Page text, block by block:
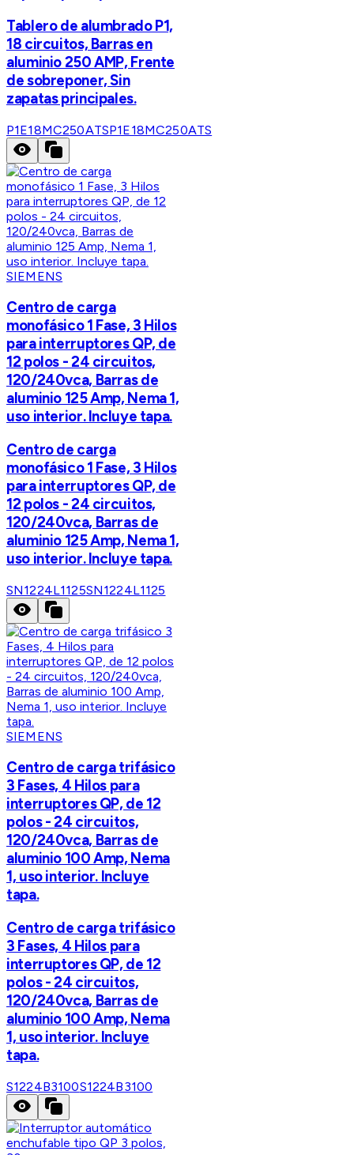
Tablero de alumbrado P1,
18 circuitos, Barras en
aluminio 250 AMP, Frente
de sobreponer, Sin
zapatas principales.
P1E18MC250ATSP1E18MC250ATS
SIEMENS
Centro de carga
monofásico 1 Fase, 3 Hilos
para interruptores QP, de
12 polos - 24 circuitos,
120/240vca, Barras de
aluminio 125 Amp, Nema 1,
uso interior. Incluye tapa.
Centro de carga
monofásico 1 Fase, 3 Hilos
para interruptores QP, de
12 polos - 24 circuitos,
120/240vca, Barras de
aluminio 125 Amp, Nema 1,
uso interior. Incluye tapa.
SN1224L1125SN1224L1125
SIEMENS
Centro de carga trifásico
3 Fases, 4 Hilos para
interruptores QP, de 12
polos - 24 circuitos,
120/240vca, Barras de
aluminio 100 Amp, Nema
1, uso interior. Incluye
tapa.
Centro de carga trifásico
3 Fases, 4 Hilos para
interruptores QP, de 12
polos - 24 circuitos,
120/240vca, Barras de
aluminio 100 Amp, Nema
1, uso interior. Incluye
tapa.
S1224B3100S1224B3100